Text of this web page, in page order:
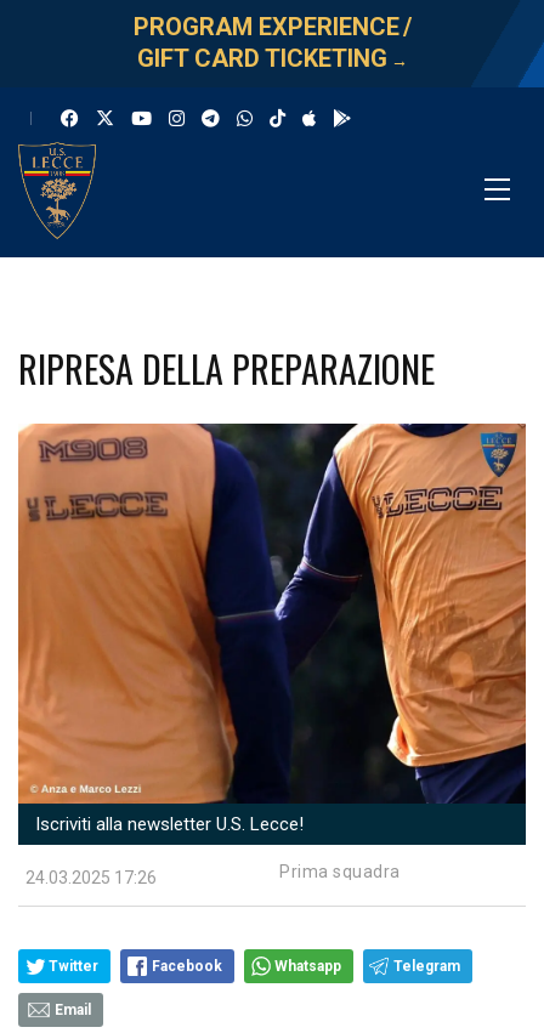
PROGRAM EXPERIENCE/
GIFT CARD TICKETING →
RIPRESA DELLA PREPARAZIONE
Iscriviti alla newsletter U.S. Lecce!
24.03.2025 17:26 Prima squadra
Twitter Facebook Whatsapp Telegram
Email